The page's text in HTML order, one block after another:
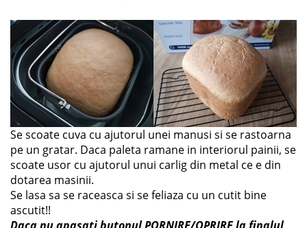
Se scoate cuva cu ajutorul unei manusi si se rastoarna
pe un gratar. Daca paleta ramane in interiorul painii, se
scoate usor cu ajutorul unui carlig din metal ce e din
dotarea masinii.
Se lasa sa se raceasca si se feliaza cu un cutit bine
ascutit!!